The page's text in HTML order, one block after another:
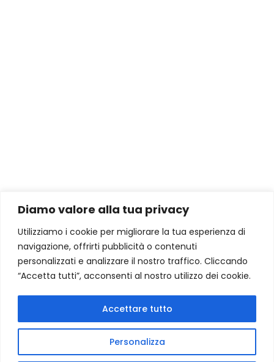
Diamo valore alla tua privacy
Utilizziamo i cookie per migliorare la tua esperienza di
navigazione, offrirti pubblicità o contenuti
personalizzati e analizzare il nostro traffico. Cliccando
“Accetta tutti”, acconsenti al nostro utilizzo dei cookie.
Personalizza
Accettare tutto
Copyright © 2026 | manfred-hauke.ch
Tutti i diritti riservatiSivis Group SAPrivacy Policy